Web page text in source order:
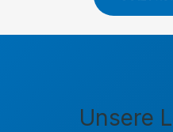
Unsere